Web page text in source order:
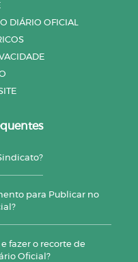
DIÁRIO OFICIAL
para Publicar no
fazer o recorte de
Oficial?